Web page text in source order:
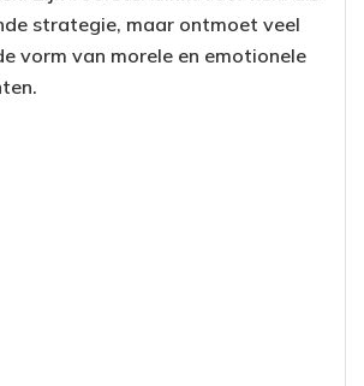
strategie, maar ontmoet veel
vorm van morele en emotionele